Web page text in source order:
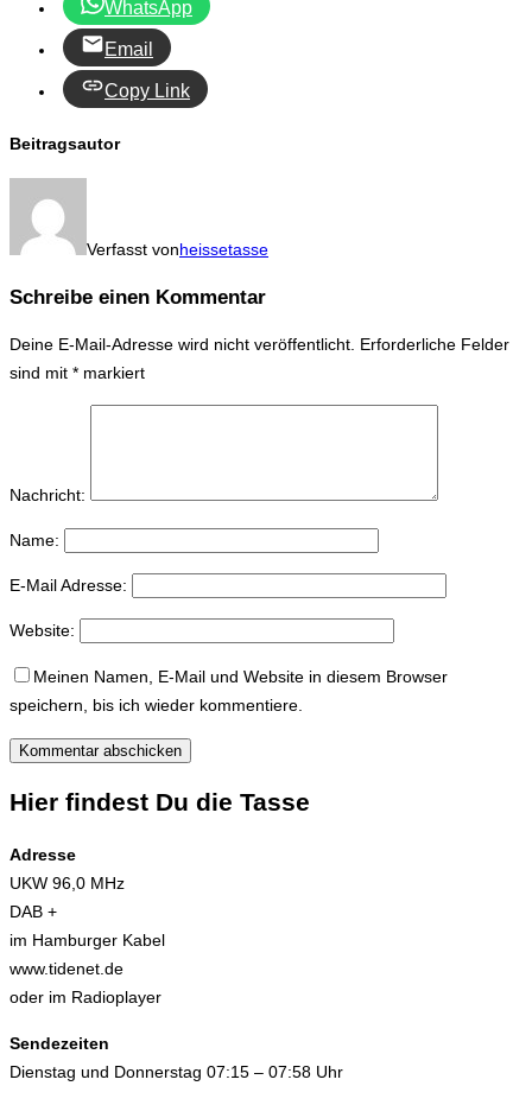
WhatsApp
Email
Copy Link
Beitragsautor
Verfasst vonheissetasse
Schreibe einen Kommentar
Deine E-Mail-Adresse wird nicht veröffentlicht. Erforderliche Felder
sind mit * markiert
Nachricht:
Name:
E-Mail Adresse:
Website:
Meinen Namen, E-Mail und Website in diesem Browser
speichern, bis ich wieder kommentiere.
Hier findest Du die Tasse
Adresse
UKW 96,0 MHz
DAB +
im Hamburger Kabel
www.tidenet.de
oder im Radioplayer
Sendezeiten
Dienstag und Donnerstag 07:15 – 07:58 Uhr